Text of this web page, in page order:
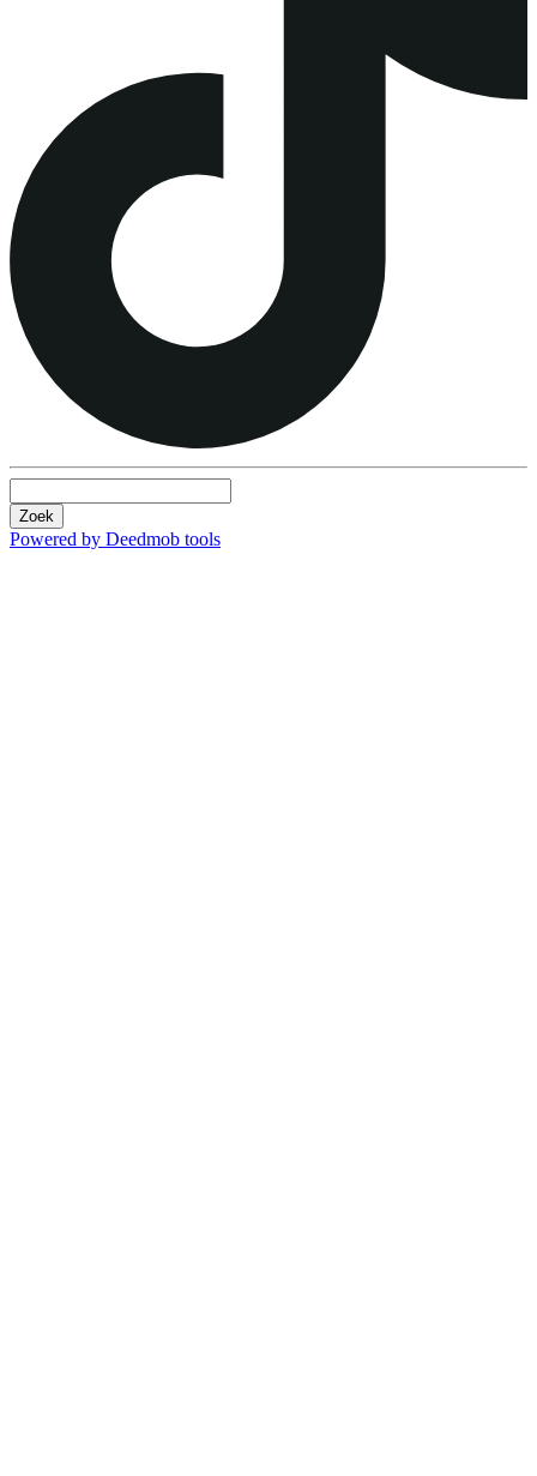
Zoek
Powered by Deedmob tools